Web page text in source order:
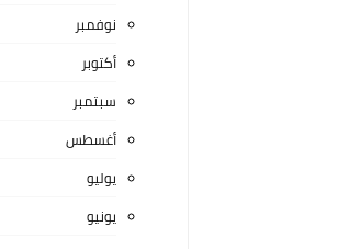
نوفمبر
أكتوبر
سبتمبر
أغسطس
يوليو
يونيو